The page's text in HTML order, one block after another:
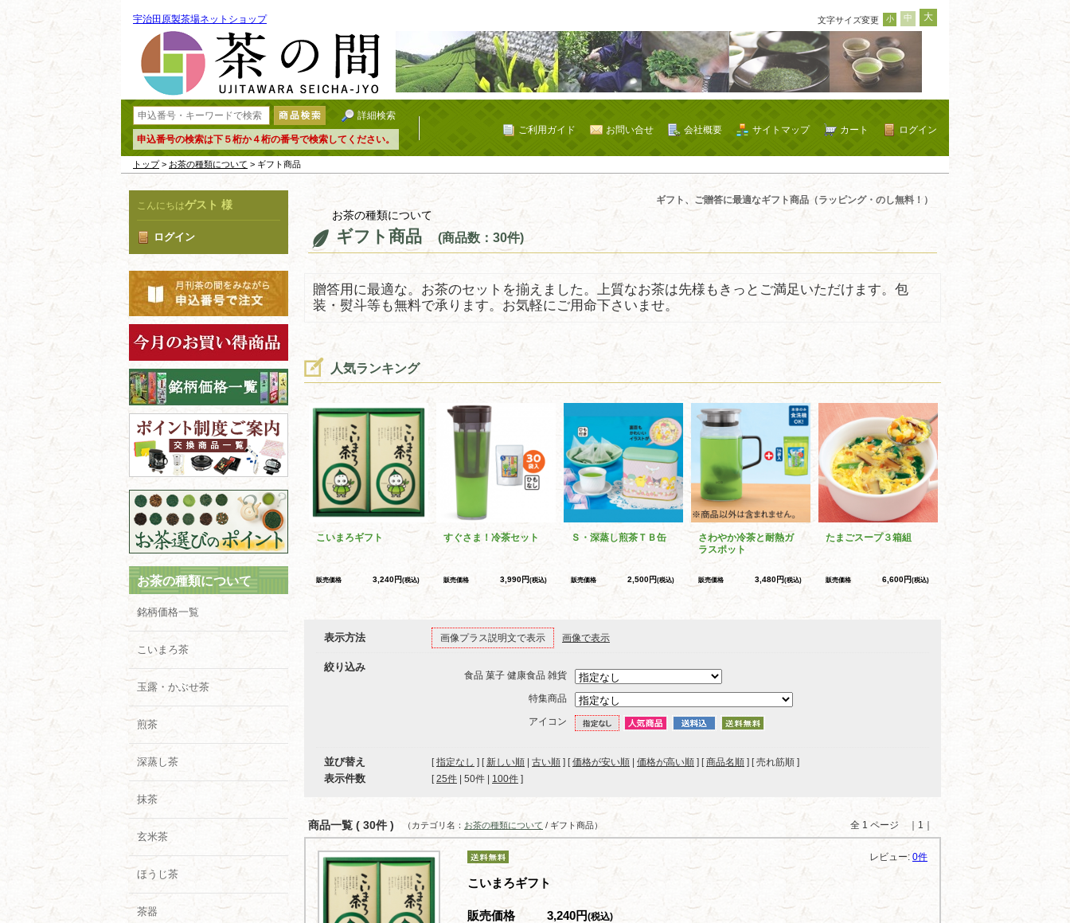
宇治田原製茶場ネットショップ 文字サイズ変更 小 中 大
詳細検索
申込番号の検索は下５桁か４桁の番号で検索してください。
ログイン
カート
サイトマップ
会社概要
お問い合せ
ご利用ガイド
トップ> お茶の種類について > ギフト商品
こんにちはゲスト 様
ログイン
お茶の種類について
銘柄価格一覧
こいまろ茶
玉露・かぶせ茶
煎茶
深蒸し茶
抹茶
玄米茶
ほうじ茶
茶器
ギフト、ご贈答に最適なギフト商品（ラッピング・のし無料！）
お茶の種類について
ギフト商品 (商品数：30件)
贈答用に最適な。お茶のセットを揃えました。上質なお茶は先様もきっとご満足いただけます。包
装・熨斗等も無料で承ります。お気軽にご用命下さいませ。
人気ランキング
こいまろギフト
販売価格 3,240円(税込)
すぐさま！冷茶セット
販売価格 3,990円(税込)
Ｓ・深蒸し煎茶ＴＢ缶
販売価格 2,500円(税込)
さわやか冷茶と耐熱ガ
ラスポット
販売価格 3,480円(税込)
たまごスープ３箱組
販売価格 6,600円(税込)
表示方法 画像プラス説明文で表示 画像で表示
絞り込み
食品 菓子 健康食品 雑貨
特集商品
アイコン
並び替え [指定なし ] [ 新しい順 古い順 ] [価格が安い順 価格が高い順 ] [商品名順 ] [ 売れ筋順 ]
表示件数 [ 25件 50件 100件 ]
商品一覧 ( 30件 ) 全 1 ページ ｜1｜
（カテゴリ名： お茶の種類について / ギフト商品）
レビュー: 0件
こいまろギフト
販売価格 3,240円(税込)